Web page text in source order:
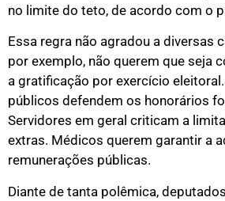
no limite do teto, de acordo com o
Essa regra não agradou a diversas
por exemplo, não querem que seja
a gratificação por exercício
públicos defendem os honorários
Servidores em geral criticam a
extras. Médicos querem garantir a
remunerações públicas.
Diante de tanta polêmica,